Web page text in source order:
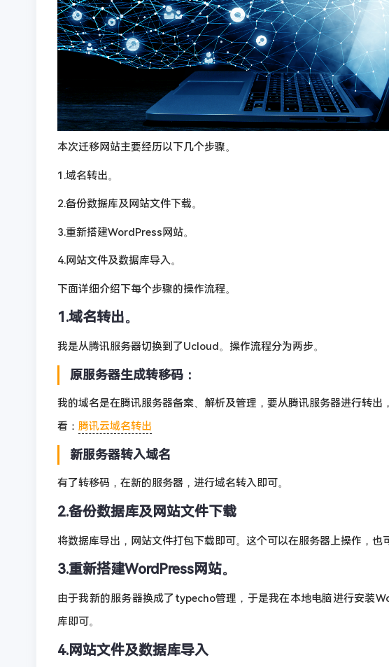
本次迁移网站主要经历以下几个步骤。
1.域名转出。
2.备份数据库及网站文件下载。
3.重新搭建WordPress网站。
4.网站文件及数据库导入。
下面详细介绍下每个步骤的操作流程。
1.域名转出。
我是从腾讯服务器切换到了Ucloud。操作流程分为两步。
原服务器生成转移码：
我的域名是在腾讯服务器备案、解析及管理，要从腾讯服务器进行转
看： 腾讯云域名转出
新服务器转入域名
有了转移码，在新的服务器，进行域名转入即可。
2.备份数据库及网站文件下载
将数据库导出，网站文件打包下载即可。这个可以在服务器上操作，也
3.重新搭建WordPress网站。
由于我新的服务器换成了typecho管理，于是我在本地电脑进行安装
库即可。
4.网站文件及数据库导入